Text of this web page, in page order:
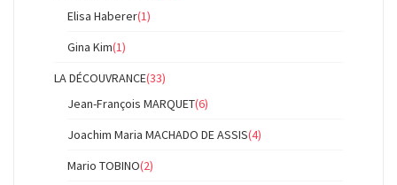
Elisa Haberer(1)
Gina Kim(1)
LA DÉCOUVRANCE(33)
Jean-François MARQUET(6)
Joachim Maria MACHADO DE ASSIS(4)
Mario TOBINO(2)